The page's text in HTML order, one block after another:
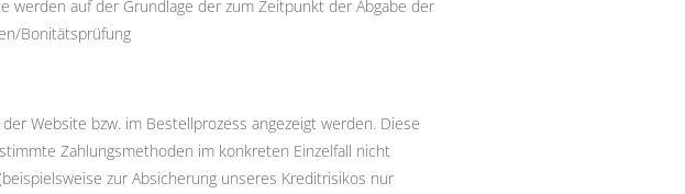
werden auf der Grundlage der zum Zeitpunkt der Abgabe der
Bonitätsprüfung
Website bzw. im Bestellprozess angezeigt werden. Diese
Zahlungsmethoden im konkreten Einzelfall nicht
zur Absicherung unseres Kreditrisikos nur